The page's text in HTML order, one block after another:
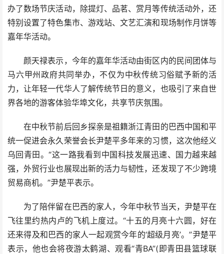
办了数场节庆活动，除提灯、品茗、赏月等传统活动外，还
特别设置了特色集市、游戏站、文艺汇演和现场制作月饼等
嘉年华活动。
颜天禄表示，今年的嘉年华活动由街区内的民间团体与
马六甲州政府共同举办，不仅为中秋传统习俗赋予新的活
力，让年轻一代华人了解传统节日的意义，也吸引了来自世
界各地的游客体验华埠文化，共享节庆氛围。
在中秋节前后回乡探亲是祖籍浙江青田的巴西中国和平
统一促进会永久荣誉会长尹楚平多年来的习惯，这次他经义
乌回青田。“这一路我看到中国科技发展迅速、国力越来越
强，外贸行业也展现出新的活力与韧性，还发现了不少跨境
贸易商机。”尹楚平表示。
为了陪伴留在巴西的家人，今年中秋节当天，尹楚平在
飞往里约热内卢的飞机上度过。“十五的月亮十六圆，好在
还来得及和巴西的家人一起观赏今年的‘超级月亮’。”尹楚平
表示，他也会将夜游太鹤湖、观看“青BA”(即青田县篮球联